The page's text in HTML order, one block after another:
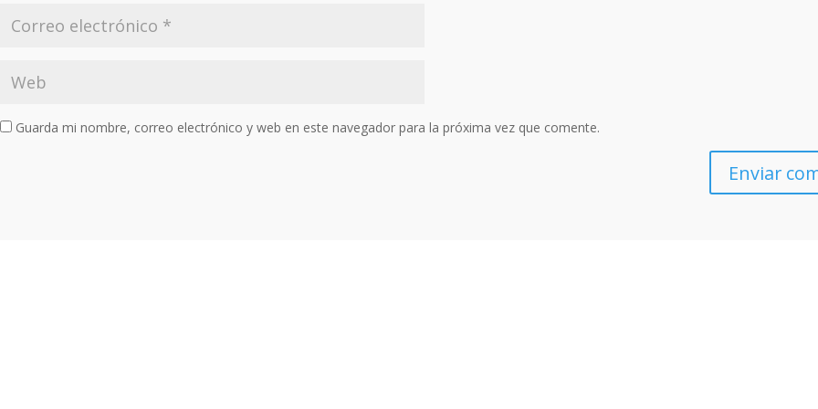
Guarda mi nombre, correo electrónico y web en este navegador para la próxima vez que comente.
Enviar